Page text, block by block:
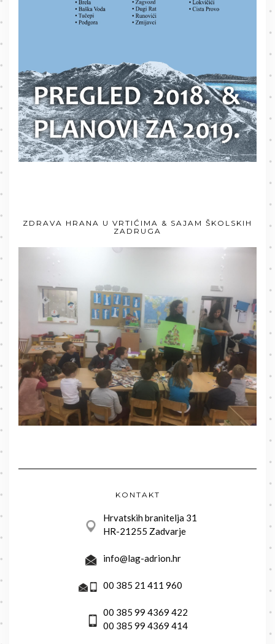
ZDRAVA HRANA U VRTIĆIMA & SAJAM ŠKOLSKIH
ZADRUGA
KONTAKT
Hrvatskih branitelja 31
HR-21255 Zadvarje
info@lag-adrion.hr
00 385 21 411 960
00 385 99 4369 422
00 385 99 4369 414